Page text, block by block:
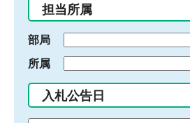
入
力
担当所属
部局
所属
入札公告日